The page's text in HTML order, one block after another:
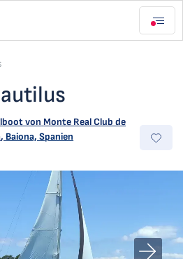
von Monte Real Club de
, Baiona, Spanien